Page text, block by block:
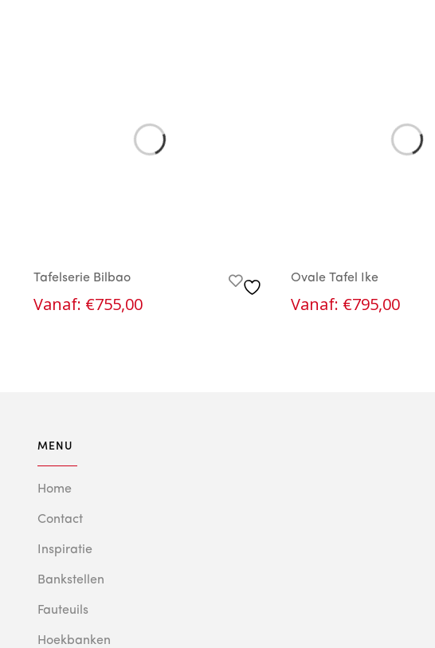
Tafelserie Bilbao
Vanaf: €755,00
Ovale Tafel Ike
Vanaf: €795,00
MENU
Home
Contact
Inspiratie
Bankstellen
Fauteuils
Hoekbanken